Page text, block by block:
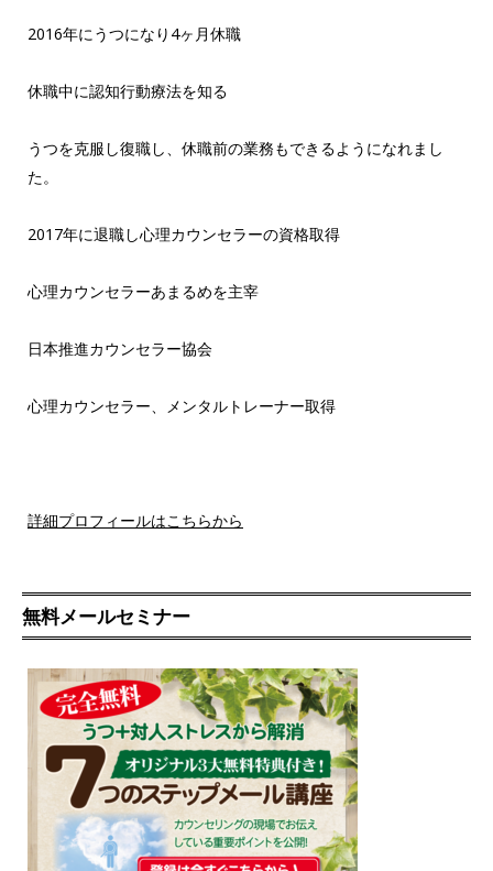
2016年にうつになり4ヶ月休職
休職中に認知行動療法を知る
うつを克服し復職し、休職前の業務もできるようになれまし
た。
2017年に退職し心理カウンセラーの資格取得
心理カウンセラーあまるめを主宰
日本推進カウンセラー協会
心理カウンセラー、メンタルトレーナー取得
詳細プロフィールはこちらから
無料メールセミナー